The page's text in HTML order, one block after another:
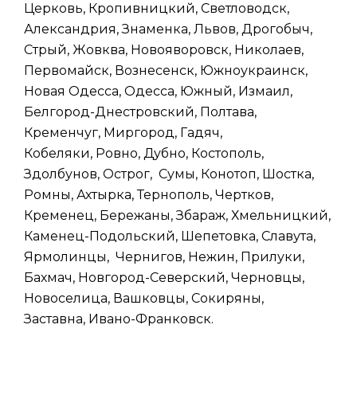
Церковь, Кропивницкий, Светловодск,
Александрия, Знаменка, Львов, Дрогобыч,
Стрый, Жовква, Новояворовск, Николаев,
Первомайск, Вознесенск, Южноукраинск,
Новая Одесса, Одесса, Южный, Измаил,
Белгород-Днестровский, Полтава,
Кременчуг, Миргород, Гадяч,
Кобеляки, Ровно, Дубно, Костополь,
Здолбунов, Острог, Сумы, Конотоп, Шостка,
Ромны, Ахтырка, Тернополь, Чертков,
Кременец, Бережаны, Збараж, Хмельницкий,
Каменец-Подольский, Шепетовка, Славута,
Ярмолинцы, Чернигов, Нежин, Прилуки,
Бахмач, Новгород-Северский, Черновцы,
Новоселица, Вашковцы, Сокиряны,
Заставна, Ивано-Франковск.